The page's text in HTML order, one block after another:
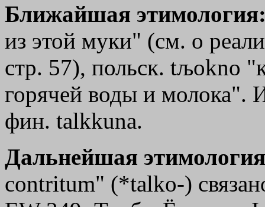
Ближайшая
из этой муки" (см. о
стр. 57), польск. tљokno
горячей воды и молока".
фин. talkkuna.
Дальнейшая
contritum" (*talko-)